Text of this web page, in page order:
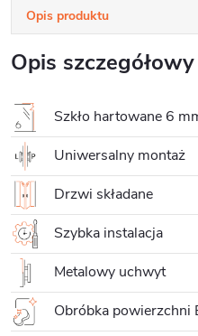
Opis produktu
Opis
Szkło hartowane 6
Uniwersalny montaż
Drzwi składane
Szybka instalacja
Metalowy uchwyt
Obróbka powierzchni